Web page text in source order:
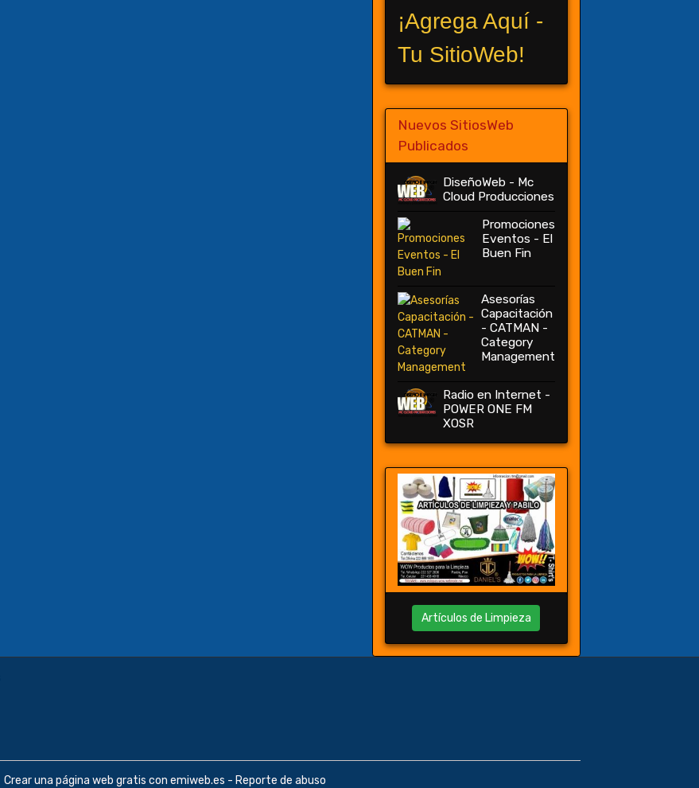
¡Agrega Aquí -
Tu SitioWeb!
Nuevos SitiosWeb
Publicados
DiseñoWeb - Mc
Cloud Producciones
Promociones
Eventos - El
Buen Fin
Asesorías
Capacitación
- CATMAN -
Category
Management
Radio en Internet -
POWER ONE FM
XOSR
Artículos de Limpieza
Crear una página web gratis con emiweb.es - Reporte de abuso